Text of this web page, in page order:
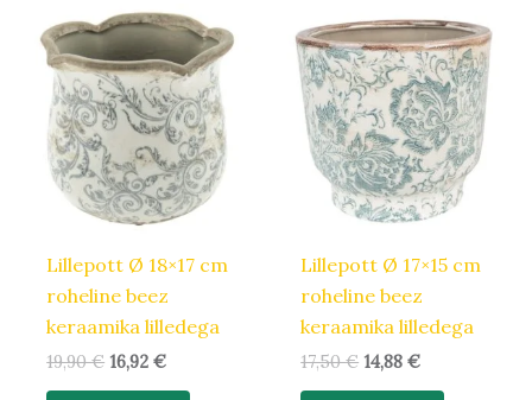
Lillepott Ø 18×17 cm
roheline beez
keraamika lilledega
19,90€
Algne
hind
oli:
19,90 €.
16,92€
Praegune
hind
on:
16,92 €.
Lillepott Ø 17×15 cm
roheline beez
keraamika lilledega
17,50€
hind
oli:
17,50 €.
14,88€
hind
on:
14,88 €.